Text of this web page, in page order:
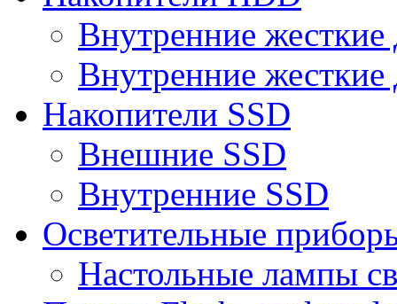
Внутренние
Внутренние
Накопители SSD
Внешние SSD
Внутренние SSD
Осветительные
Настольные лампы